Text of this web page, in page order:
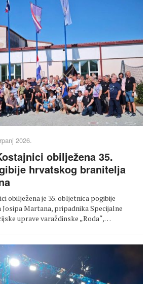
2026.
obilježena 35.
hrvatskog branitelja
obilježena je 35. obljetnica pogibije
Martana, pripadnika Specijalne
uprave varaždinske „Roda“,…